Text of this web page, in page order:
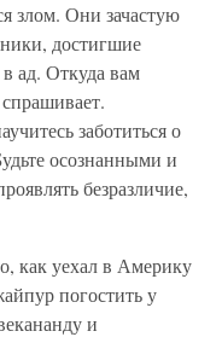
злом. Они зачастую
достигшие
ад. Откуда вам
заботиться о
осознанными и
безразличие,
как уехал в Америку
погостить у
и